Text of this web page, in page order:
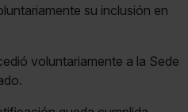
su inclusión en
voluntariamente a la Sede